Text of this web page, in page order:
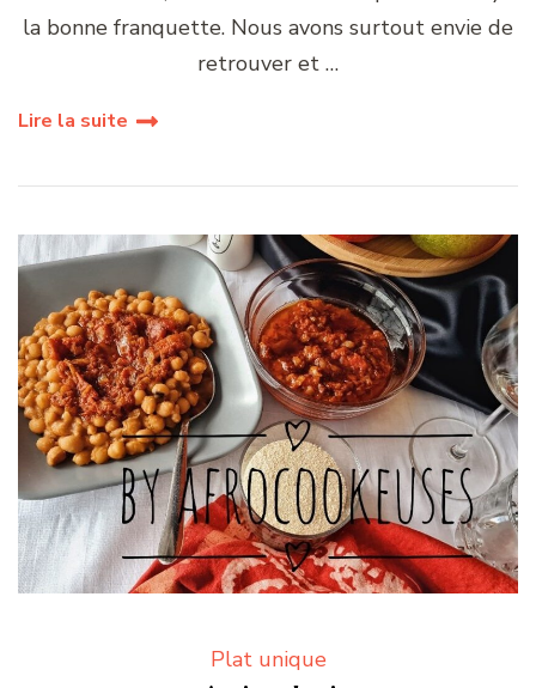
la bonne franquette. Nous avons surtout envie de
retrouver et …
Lire la suite
Plat unique